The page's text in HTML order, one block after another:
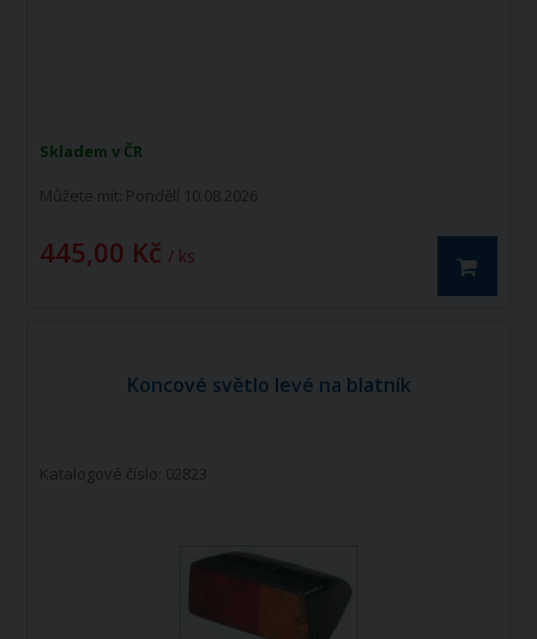
Skladem v ČR
Můžete mít: Pondělí 10.08.2026
445,00 Kč / ks
Koncové světlo levé na blatník
Katalogové číslo: 02823